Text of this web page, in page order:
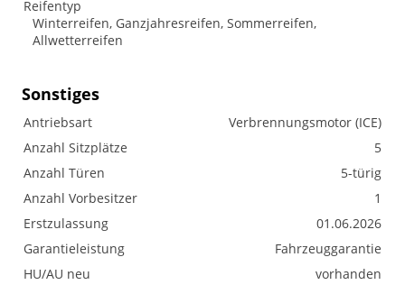
Reifentyp
Winterreifen, Ganzjahresreifen, Sommerreifen,
Allwetterreifen
Sonstiges
Antriebsart
Verbrennungsmotor (ICE)
Anzahl Sitzplätze
5
Anzahl Türen
5-türig
Anzahl Vorbesitzer
1
Erstzulassung
01.06.2026
Garantieleistung
Fahrzeuggarantie
HU/AU neu
vorhanden